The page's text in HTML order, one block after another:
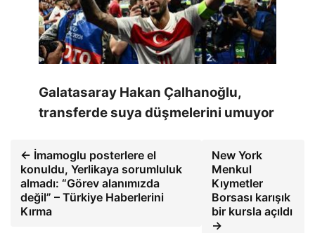
Galatasaray Hakan Çalhanoğlu,
transferde suya düşmelerini umuyor
← İmamoglu posterlere el
konuldu, Yerlikaya sorumluluk
almadı: “Görev alanımızda
değil” – Türkiye Haberlerini
Kırma
New York
Menkul
Kıymetler
Borsası karışık
bir kursla açıldı
→